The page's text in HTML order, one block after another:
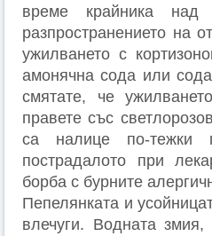
време крайника
разпространението на
ужилването с
амонячна сода или
смятате, че
правете със
са налице по-тежки
пострадалото при
борба с бурните
Пепелянката и
влечуги. Водната